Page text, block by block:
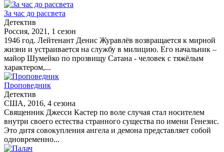
За час до рассвета
Детектив
Россия, 2021, 1 сезон
1946 год. Лейтенант Денис Журавлёв возвращается к мирной
жизни и устраивается на службу в милицию. Его начальник –
майор Шумейко по прозвищу Сатана - человек с тяжёлым
характером,...
Проповедник
Детектив
США, 2016, 4 сезона
Священник Джесси Кастер по воле случая стал носителем
внутри своего естества странного существа по имени Генезис.
Это дитя совокупления ангела и демона представляет собой
одновременно...